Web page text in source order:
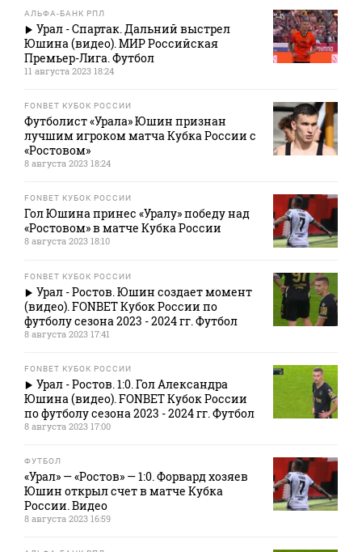
АЛЬФА-БАНК РПЛ
Урал - Спартак. Дальний выстрел
Юшина (видео). МИР Российская
Премьер-Лига. Футбол
11 августа 2023 18:24
FONBET КУБОК РОССИИ
Футболист «Урала» Юшин признан
лучшим игроком матча Кубка России с
«Ростовом»
8 августа 2023 18:24
FONBET КУБОК РОССИИ
Гол Юшина принес «Уралу» победу над
«Ростовом» в матче Кубка России
8 августа 2023 18:10
FONBET КУБОК РОССИИ
Урал - Ростов. Юшин создает момент
(видео). FONBET Кубок России по
футболу сезона 2023 - 2024 гг. Футбол
8 августа 2023 17:41
FONBET КУБОК РОССИИ
Урал - Ростов. 1:0. Гол Александра
Юшина (видео). FONBET Кубок России
по футболу сезона 2023 - 2024 гг. Футбол
8 августа 2023 17:00
ФУТБОЛ
«Урал» — «Ростов» — 1:0. Форвард хозяев
Юшин открыл счет в матче Кубка
России. Видео
8 августа 2023 16:59